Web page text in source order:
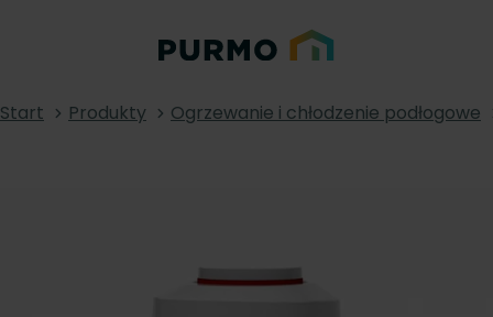
Start Produkty Ogrzewanie i chłodzenie podłogowe